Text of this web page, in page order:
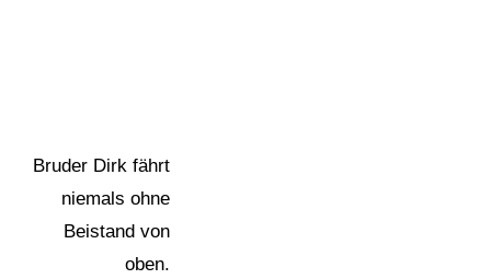
Bruder Dirk fährt
niemals ohne
Beistand von
oben.